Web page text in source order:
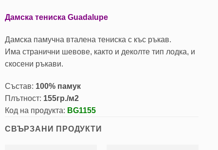
Дамска тениска Guadalupe
Дамска памучна вталена тениска с къс ръкав.
Има странични шевове, както и деколте тип лодка, и
скосени ръкави.
Състав: 100% памук
Плътност: 155гр./м2
Код на продукта: BG1155
СВЪРЗАНИ ПРОДУКТИ